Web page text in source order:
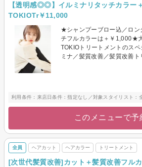
【透明感◎◎】イルミナリタッチカラー
TOKIOTr￥11,000
★シャンプーブロー込／ロ
チフルカラーは＋￥1,000★
TOKIOトリートメントのス
ミナ／髪質改善／髪質改善ト
利用条件：来店日条件：指定なし／対象スタイリスト：
このメニューで予
全員 ヘアカット ヘアカラー トリートメント
[次世代髪質改善]カット＋髪質改善フル